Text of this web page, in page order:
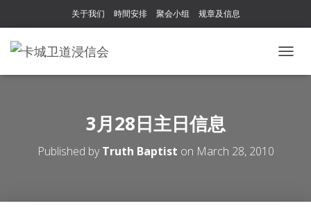
关于我们 時間安排 聚会小组 规章及信息
O
3月28日主日信息
Published byTruth Baptist on March 28, 2010